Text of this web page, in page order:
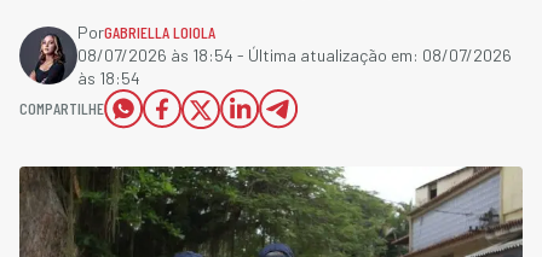
PorGABRIELLA LOIOLA
08/07/2026 às 18:54 - Última atualização em: 08/07/2026
às 18:54
COMPARTILHE